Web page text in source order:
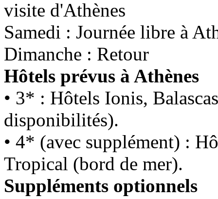
visite d'Athènes
Samedi : Journée libre à
Dimanche : Retour
Hôtels prévus à Athènes
• 3* : Hôtels Ionis,
disponibilités).
• 4* (avec supplément) :
Tropical (bord de mer).
Suppléments optionnels